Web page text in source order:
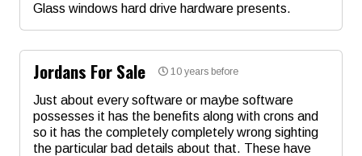
Glass windows hard drive hardware presents.
Коментар*
Jordans For Sale 10 years before
Just about every software or maybe software
possesses it has the benefits along with crons and
so it has the completely completely wrong sighting
the particular bad details about that. These have